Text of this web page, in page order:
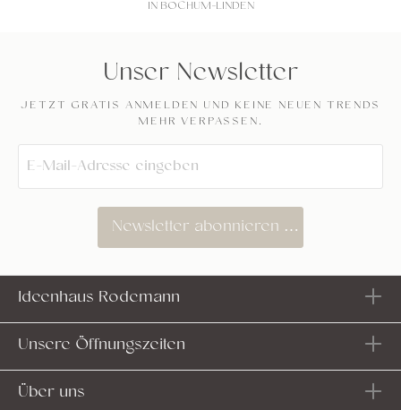
IN BOCHUM-LINDEN
Unser Newsletter
JETZT GRATIS ANMELDEN UND KEINE NEUEN TRENDS
MEHR VERPASSEN.
Newsletter abonnieren
Ideenhaus Rodemann
Unsere Öffnungszeiten
Über uns